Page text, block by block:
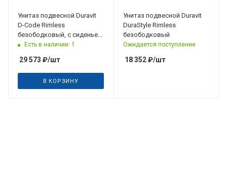
Унитаз подвесной Duravit
D-Code Rimless
безободковый, с сиденьем
Soft Close
Есть в наличии: 1
29 573 ₽/шт
В КОРЗИНУ
Унитаз подвесной Duravit
DuraStyle Rimless
безободковый
Ожидается поступление
18 352₽/шт